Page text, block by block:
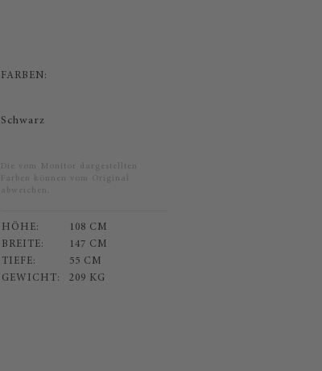
FARBEN:
Schwarz
Die vom Monitor dargestellten
Farben können vom Original
abweichen.
HÖHE:
108 CM
BREITE:
147 CM
TIEFE:
55 CM
GEWICHT:
209 KG